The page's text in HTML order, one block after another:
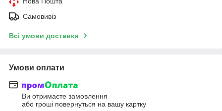
Самовивіз
Всі умови доставки
Умови оплати
Ви отримаєте замовлення
або гроші повернуться на вашу картку